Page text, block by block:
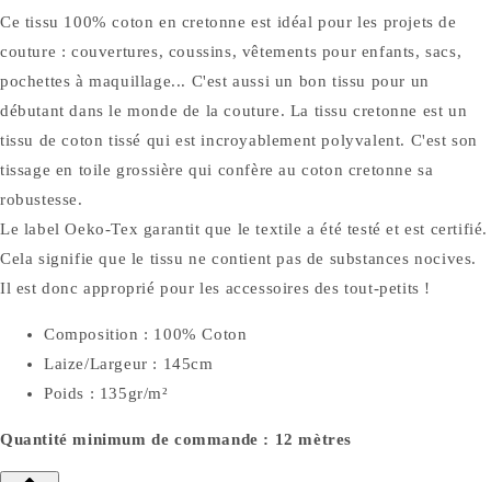
Ce tissu 100% coton en cretonne est idéal pour les projets de
couture : couvertures, coussins, vêtements pour enfants, sacs,
pochettes à maquillage... C'est aussi un bon tissu pour un
débutant dans le monde de la couture. La tissu cretonne est un
tissu de coton tissé qui est incroyablement polyvalent. C'est son
tissage en toile grossière qui confère au coton cretonne sa
robustesse.
Le label Oeko-Tex garantit que le textile a été testé et est certifié.
Cela signifie que le tissu ne contient pas de substances nocives.
Il est donc approprié pour les accessoires des tout-petits !
Composition : 100% Coton
Laize/Largeur : 145cm
Poids : 135gr/m²
Quantité minimum de commande : 12 mètres